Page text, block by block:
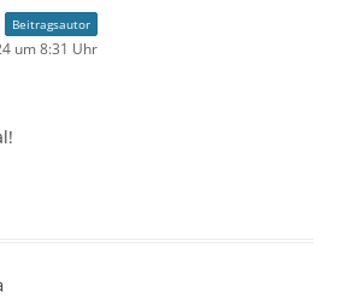
Beitragsautor
um 8:31 Uhr